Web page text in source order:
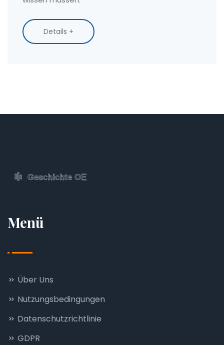
Details +
Menü
Über Uns
Nutzungsbedingungen
Datenschutzrichtlinie
GDPR